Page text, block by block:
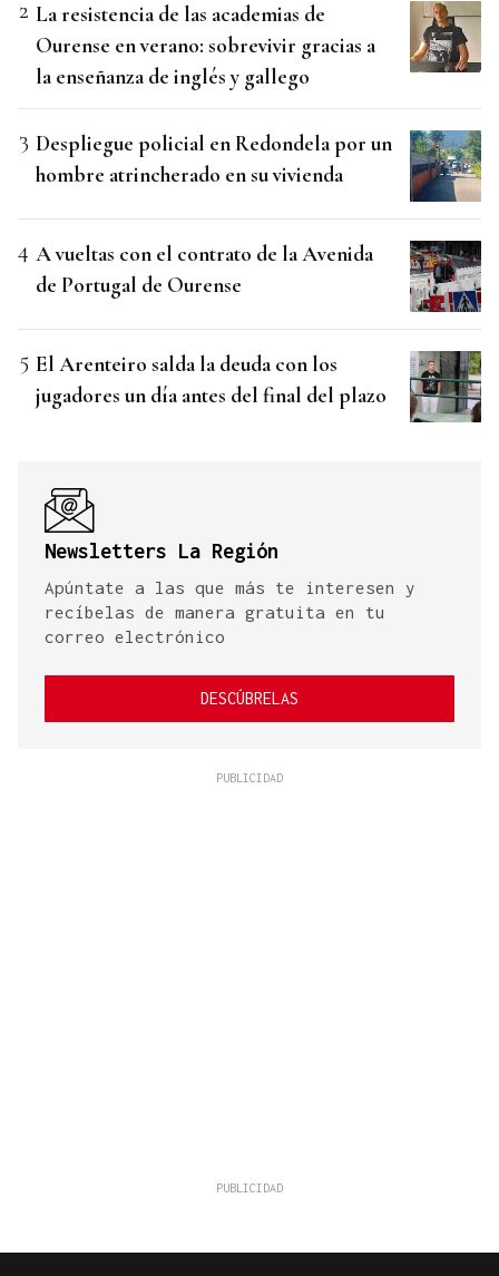
La resistencia de las academias de
Ourense en verano: sobrevivir gracias a
la enseñanza de inglés y gallego
Despliegue policial en Redondela por un
hombre atrincherado en su vivienda
A vueltas con el contrato de la Avenida
de Portugal de Ourense
El Arenteiro salda la deuda con los
jugadores un día antes del final del plazo
Newsletters La Región
Apúntate a las que más te interesen y
recíbelas de manera gratuita en tu
correo electrónico
DESCÚBRELAS